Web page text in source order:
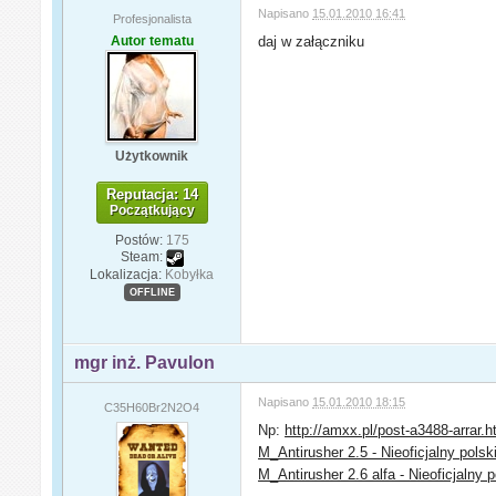
Profesjonalista
Autor tematu
Użytkownik
Reputacja: 14
Początkujący
Postów: 175
Steam:
Lokalizacja: Kobyłka
OFFLINE
Napisano 15.01.2010 16:41
daj w załączniku
mgr inż. Pavulon
C35H60Br2N2O4 Napisano 15.01.2010 18:15
Np: http://amxx.pl/post-a3488-
M_Antirusher 2.5 - Nieoficjalny
M_Antirusher 2.6 alfa - Nieoficjalny